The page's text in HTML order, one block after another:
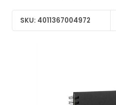
SKU: 4011367004972